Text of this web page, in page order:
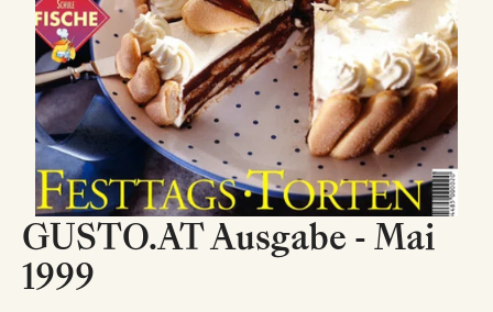
GUSTO.AT Ausgabe - Mai
1999